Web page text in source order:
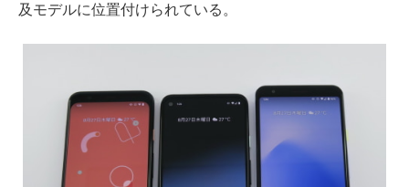
及モデルに位置付けられている。